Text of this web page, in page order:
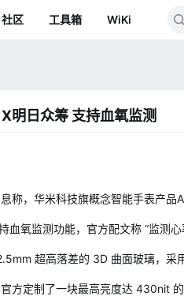
社区 工具箱 WiKi
明日众筹 支持血氧监测
称，华米科技旗概念智能手表产
血氧监测功能，官方配文称 “监测
超高落差的 3D 曲面玻璃，采
方定制了一块最高亮度达 430nit